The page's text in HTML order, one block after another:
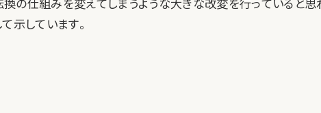
換の仕組みを変えてしまうような大きな改変を行っていると
示しています。